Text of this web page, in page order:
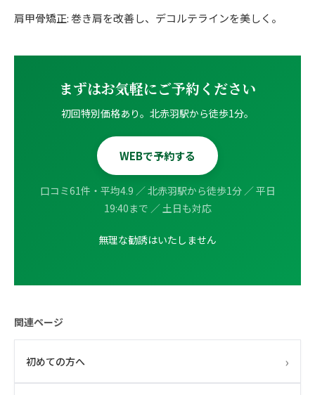
ヨガ・ピラティス
広島エリア（4院）
九州
福岡エリア（9院）
鹿児島エリア（3院）
→ エリア一覧（全11エリア）
肩甲骨矯正: 巻き肩を改善し、デコルテラインを美しく。
まずはお気軽にご予約ください
初回特別価格あり。北赤羽駅から徒歩1分。
WEBで予約する
口コミ61件・平均4.9 ／ 北赤羽駅から徒歩1分 ／ 平日
19:40まで ／ 土日も対応
無理な勧誘はいたしません
関連ページ
初めての方へ ›